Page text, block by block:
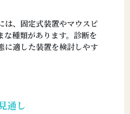
は、固定式装置やマウスピ
な種類があります。診断を
に適した装置を検討しやす
通し